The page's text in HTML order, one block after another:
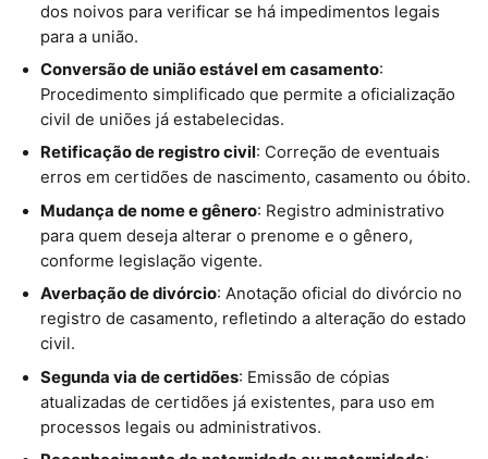
dos noivos para verificar se há impedimentos legais
para a união.
Conversão de união estável em casamento:
Procedimento simplificado que permite a oficialização
civil de uniões já estabelecidas.
Retificação de registro civil: Correção de eventuais
erros em certidões de nascimento, casamento ou óbito.
Mudança de nome e gênero: Registro administrativo
para quem deseja alterar o prenome e o gênero,
conforme legislação vigente.
Averbação de divórcio: Anotação oficial do divórcio no
registro de casamento, refletindo a alteração do estado
civil.
Segunda via de certidões: Emissão de cópias
atualizadas de certidões já existentes, para uso em
processos legais ou administrativos.